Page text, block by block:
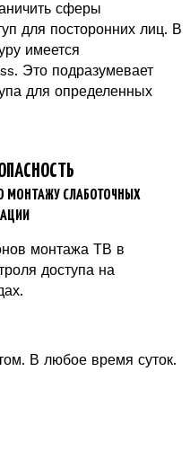
сферы
для посторонних лиц. В
имеется
Это подразумевает
для определенных
МОНТАЖУ СЛАБОТОЧНЫХ
монтажа ТВ в
доступа на
В любое время суток.